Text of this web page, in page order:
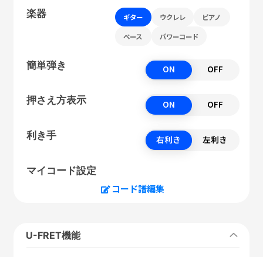
楽器 ギター ウクレレ ピアノ
ベース パワーコード
簡単弾き ON OFF
押さえ方表示 ON OFF
利き手 右利き 左利き
マイコード設定
コード譜編集
U-FRET機能